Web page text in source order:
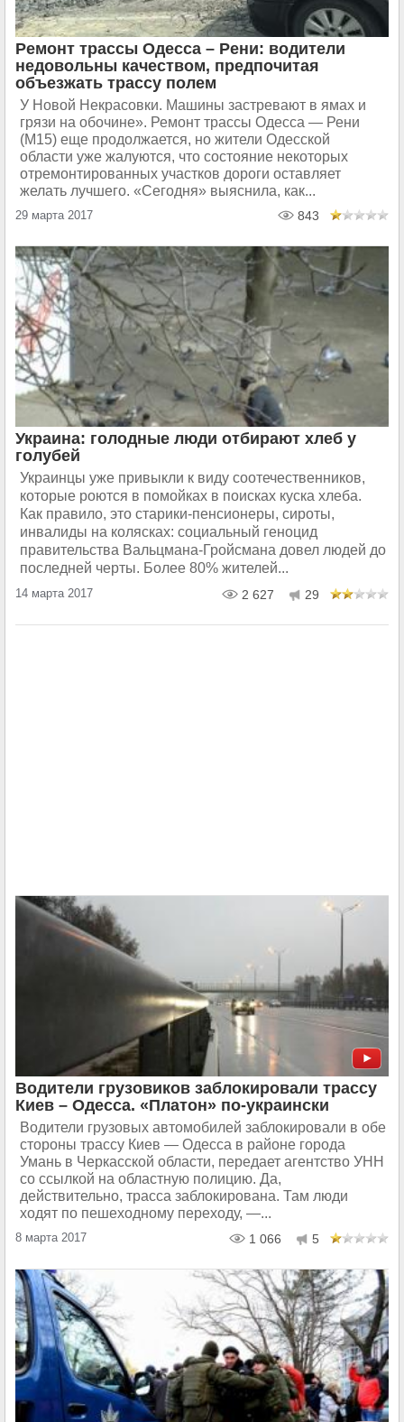
Ремонт трассы Одесса – Рени: водители
недовольны качеством, предпочитая
объезжать трассу полем
У Новой Некрасовки. Машины застревают в ямах и
грязи на обочине». Ремонт трассы Одесса — Рени
(М15) еще продолжается, но жители Одесской
области уже жалуются, что состояние некоторых
отремонтированных участков дороги оставляет
желать лучшего. «Сегодня» выяснила, как...
29 марта 2017 843
Украина: голодные люди отбирают хлеб у
голубей
Украинцы уже привыкли к виду соотечественников,
которые роются в помойках в поисках куска хлеба.
Как правило, это старики-пенсионеры, сироты,
инвалиды на колясках: социальный геноцид
правительства Вальцмана-Гройсмана довел людей до
последней черты. Более 80% жителей...
14 марта 2017 2 627 29
Водители грузовиков заблокировали трассу
Киев – Одесса. «Платон» по-украински
Водители грузовых автомобилей заблокировали в обе
стороны трассу Киев — Одесса в районе города
Умань в Черкасской области, передает агентство УНН
со ссылкой на областную полицию. Да,
действительно, трасса заблокирована. Там люди
ходят по пешеходному переходу, —...
8 марта 2017 1 066 5